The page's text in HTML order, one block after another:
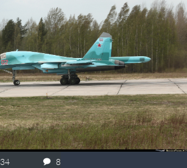
ВОЙТИ
ЗАРЕГИСТРИРОВАТЬСЯ
Поиск в реестре
Кратко
Подробно
34 8